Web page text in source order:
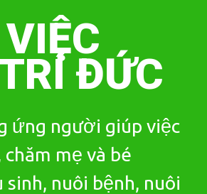
ĐỨC
ứng người giúp việc
mẹ và bé
sinh, nuôi bệnh, nuôi